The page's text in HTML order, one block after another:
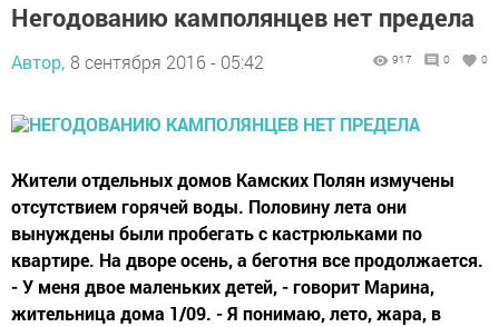
Негодованию камполянцев нет предела
Автор, 8 сентября 2016 - 05:42 917 0 0
Жители отдельных домов Камских Полян измучены
отсутствием горячей воды. Половину лета они
вынуждены были пробегать с кастрюльками по
квартире. На дворе осень, а беготня все продолжается.
- У меня двое маленьких детей, - говорит Марина,
жительница дома 1/09. - Я понимаю, лето, жара, в